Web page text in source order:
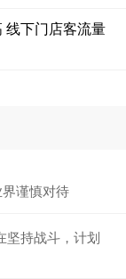
+0.30%
线下门店客流量
谨慎对待
坚持战斗，计划